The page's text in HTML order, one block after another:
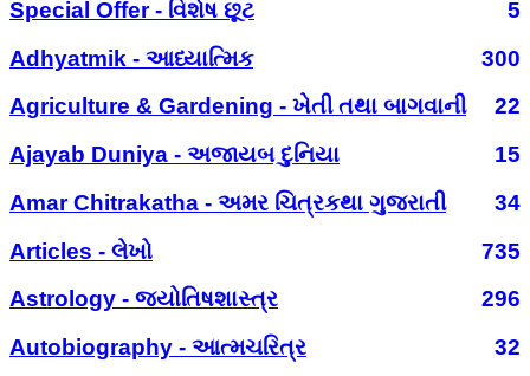
Special Offer - વિશેષ છૂટ
5
Adhyatmik - આધ્યાત્મિક
300
Agriculture & Gardening - ખેતી તથા બાગવાની
22
Ajayab Duniya - અજાયબ દુનિયા
15
Amar Chitrakatha - અમર ચિત્રકથા ગુજરાતી
34
Articles - લેખો
735
Astrology - જ્યોતિષશાસ્ત્ર
296
Autobiography - આત્મચરિત્ર
32